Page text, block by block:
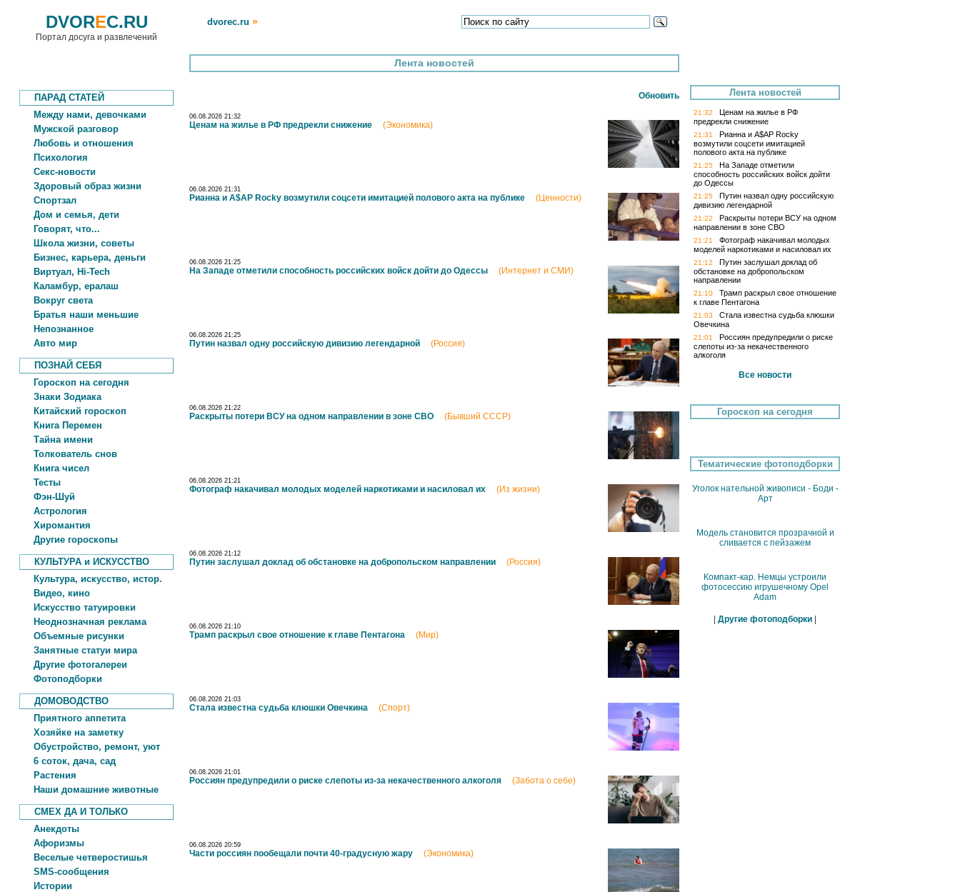
DVOREC.RU
Портал досуга и развлечений
dvorec.ru »
ПАРАД СТАТЕЙ
Между нами, девочками
Мужской разговор
Любовь и отношения
Психология
Секс-новости
Здоровый образ жизни
Спортзал
Дом и семья, дети
Говорят, что...
Школа жизни, советы
Бизнес, карьера, деньги
Виртуал, Hi-Tech
Каламбур, ералаш
Вокруг света
Братья наши меньшие
Непознанное
Авто мир
ПОЗНАЙ СЕБЯ
Гороскоп на сегодня
Знаки Зодиака
Китайский гороскоп
Книга Перемен
Тайна имени
Толкователь снов
Книга чисел
Тесты
Фэн-Шуй
Астрология
Хиромантия
Другие гороскопы
КУЛЬТУРА и ИСКУССТВО
Культура, искусство, истор.
Видео, кино
Искусство татуировки
Неоднозначная реклама
Объемные рисунки
Занятные статуи мира
Другие фотогалереи
Фотоподборки
ДОМОВОДСТВО
Приятного аппетита
Хозяйке на заметку
Обустройство, ремонт, уют
6 соток, дача, сад
Растения
Наши домашние животные
СМЕХ ДА И ТОЛЬКО
Анекдоты
Афоризмы
Веселые четверостишья
SMS-сообщения
Истории
Лента новостей
Обновить
06.08.2026 21:32
Ценам на жилье в РФ предрекли снижение (Экономика)
06.08.2026 21:31
Рианна и A$AP Rocky возмутили соцсети имитацией полового акта на публике (Ценности)
06.08.2026 21:25
На Западе отметили способность российских войск дойти до Одессы (Интернет и СМИ)
06.08.2026 21:25
Путин назвал одну российскую дивизию легендарной (Россия)
06.08.2026 21:22
Раскрыты потери ВСУ на одном направлении в зоне СВО (Бывший СССР)
06.08.2026 21:21
Фотограф накачивал молодых моделей наркотиками и насиловал их (Из жизни)
06.08.2026 21:12
Путин заслушал доклад об обстановке на добропольском направлении (Россия)
06.08.2026 21:10
Трамп раскрыл свое отношение к главе Пентагона (Мир)
06.08.2026 21:03
Стала известна судьба клюшки Овечкина (Спорт)
06.08.2026 21:01
Россиян предупредили о риске слепоты из-за некачественного алкоголя (Забота о себе)
06.08.2026 20:59
Части россиян пообещали почти 40-градусную жару (Экономика)
Лента новостей
21:32
Ценам на жилье в РФ
предрекли снижение
21:31
Рианна и A$AP Rocky
возмутили соцсети имитацией
полового акта на публике
21:25
На Западе отметили
способность российских войск дойти
до Одессы
21:25
Путин назвал одну российскую
дивизию легендарной
21:22
Раскрыты потери ВСУ на одном
направлении в зоне СВО
21:21
Фотограф накачивал молодых
моделей наркотиками и насиловал их
21:12
Путин заслушал доклад об
обстановке на добропольском
направлении
21:10
Трамп раскрыл свое отношение
к главе Пентагона
21:03
Стала известна судьба клюшки
Овечкина
21:01
Россиян предупредили о риске
слепоты из-за некачественного
алкоголя
Все новости
Гороскоп на сегодня
Тематические фотоподборки
Уголок нательной живописи - Боди -
Арт
Модель становится прозрачной и
сливается с пейзажем
Компакт-кар. Немцы устроили
фотосессию игрушечному Opel
Adam
Другие фотоподборки